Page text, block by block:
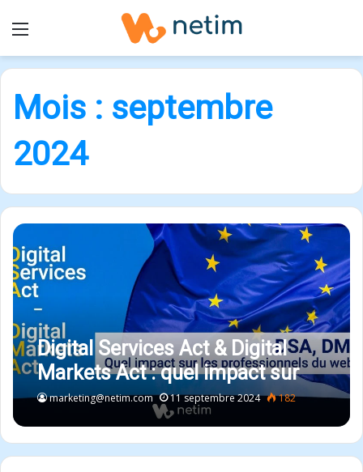
Menu
Mois : septembre
2024
Digital Services Act & Digital
Markets Act : quel impact sur
les professionnels du web ?
marketing@netim.com 11 septembre 2024 182